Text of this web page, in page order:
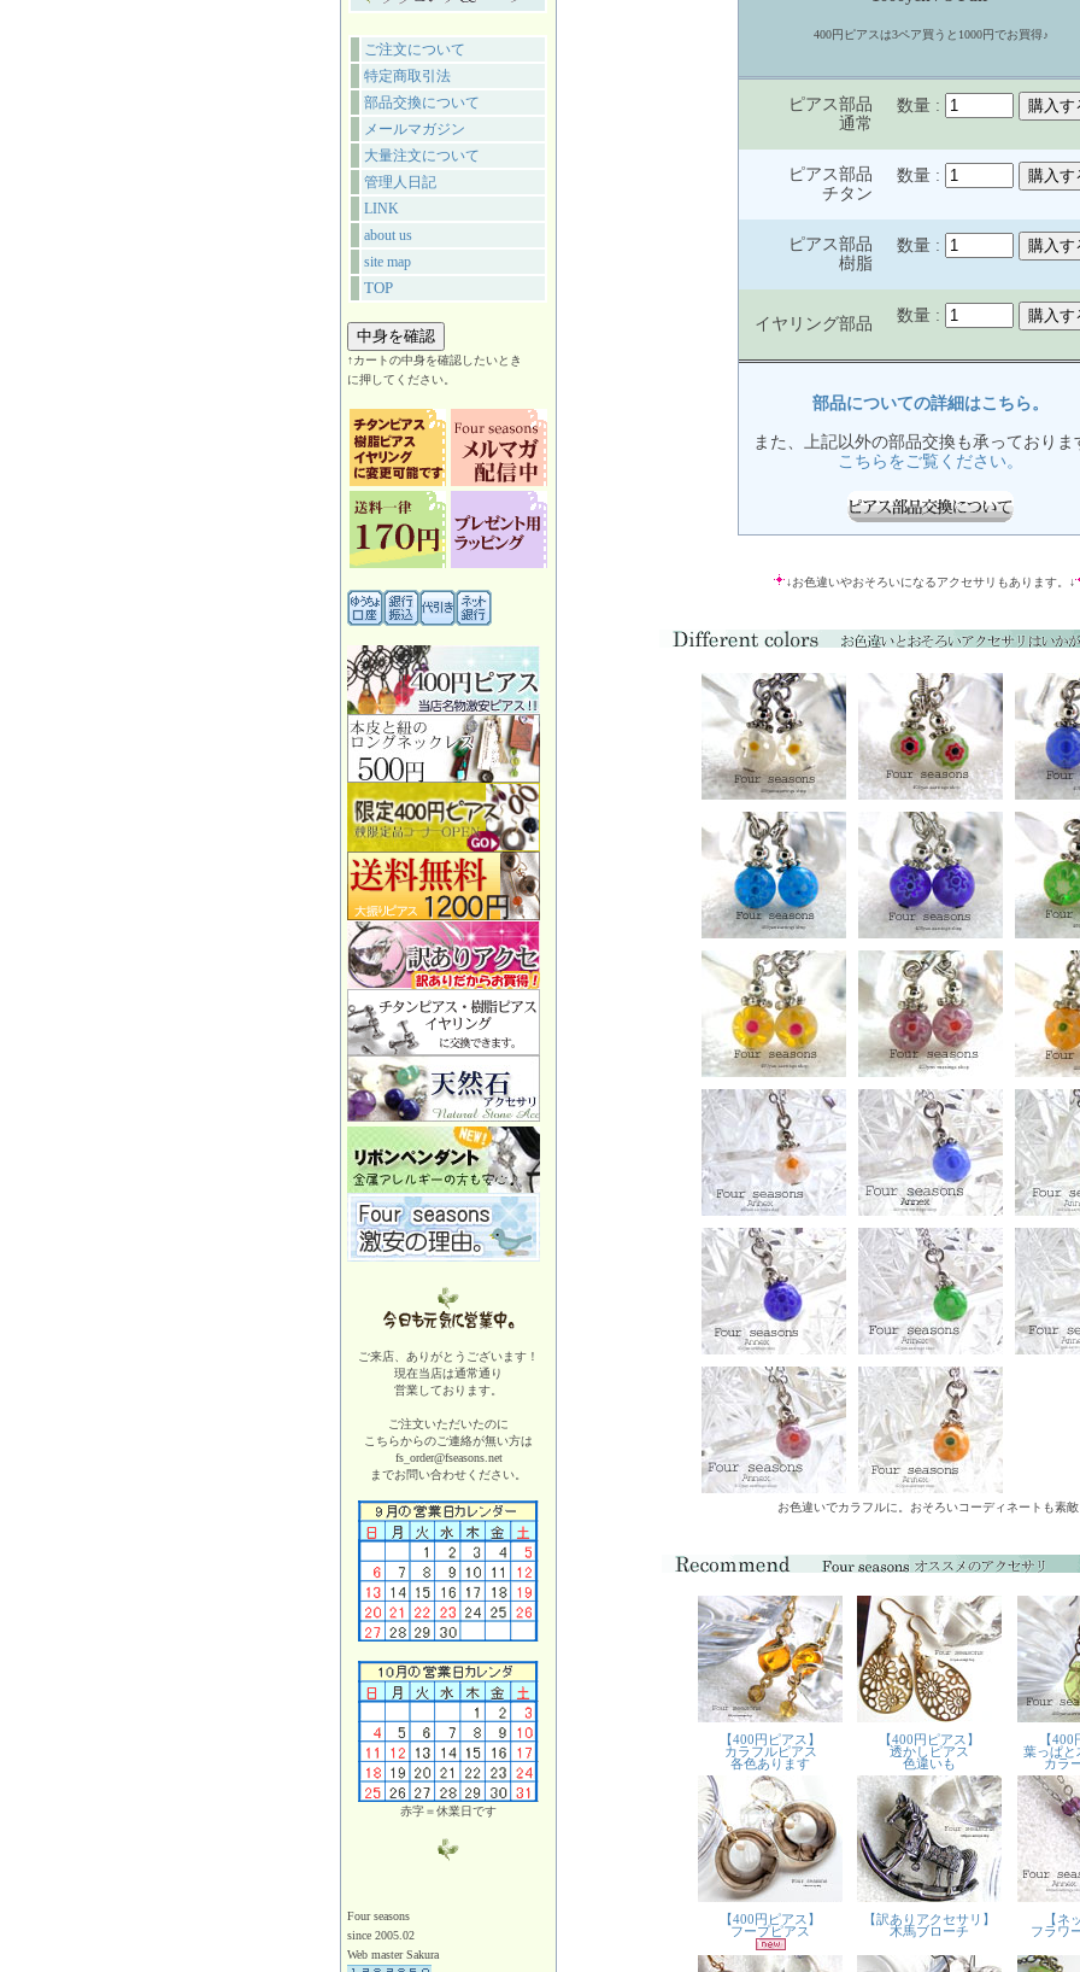
ご注文について
特定商取引法
部品交換について
メールマガジン
大量注文について
管理人日記
LINK
about us
site map
TOP
↑カートの中身を確認したいとき
に押してください。
ご来店、ありがとうございます！
現在当店は通常通り
営業しております。
ご注文いただいたのに
こちらからのご連絡が無い方は
fs_order@fseasons.net
までお問い合わせください。
赤字＝休業日です
Four seasons
since 2005.02
Web master Sakura
400円ピアスは3ペア買うと1000円でお買得♪
ピアス部品
通常
数量 :
ピアス部品
チタン
数量 :
ピアス部品
樹脂
数量 :
イヤリング部品 数量 :
部品についての詳細はこちら。
また、上記以外の部品交換も承っておりま
こちらをご覧ください。
↓お色違いやおそろいになるアクセサリもあります。↓
お色違いでカラフルに。おそろいコーディネートも素敵